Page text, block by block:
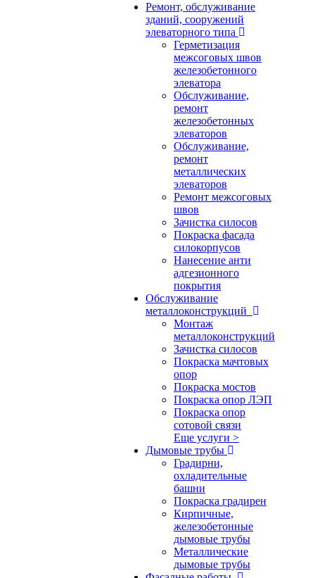
Ремонт, обслуживание
зданий, сооружений
элеваторного типа
Герметизация
межсоговых швов
железобетонного
элеватора
Обслуживание,
ремонт
железобетонных
элеваторов
Обслуживание,
ремонт
металлических
элеваторов
Ремонт межсоговых
швов
Зачистка силосов
Покраска фасада
силокорпусов
Нанесение анти
адгезионного
покрытия
Обслуживание
металлоконструкций
Монтаж
металлоконструкций
Зачистка силосов
Покраска мачтовых
опор
Покраска мостов
Покраска опор ЛЭП
Покраска опор
сотовой связи
Еще услуги >
Дымовые трубы
Градирни,
охладительные
башни
Покраска градирен
Кирпичные,
железобетонные
дымовые трубы
Металлические
дымовые трубы